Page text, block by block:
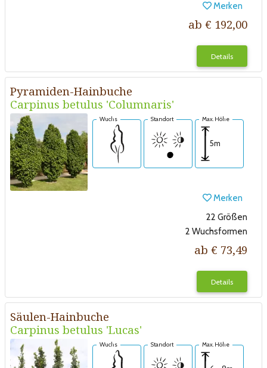
Merken
ab € 192,00
Details
Pyramiden-Hainbuche
Carpinus betulus 'Columnaris'
Wuchs Standort Max. Höhe
5m
Merken
22 Größen
2 Wuchsformen
ab € 73,49
Details
Säulen-Hainbuche
Carpinus betulus 'Lucas'
Wuchs Standort Max. Höhe